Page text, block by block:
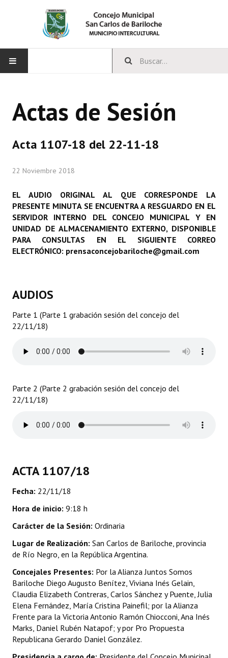
CONCEJO
Comisiones Especiales
Concejales Mandato Cumplido
Programas
Carta Orgánica 2007
Reglamento Interno
Organigrama
Dictámenes Asesoría Letrada
Ejecución Presupuestaria
Actas de Audiencias Públicas
NORMATIVA
Comunicaciones
Declaraciones
Actas de Sesión
Acta 1107-18 del 22-11-18
22 Noviembre 2018
EL AUDIO ORIGINAL AL QUE CORRESPONDE LA
PRESENTE MINUTA SE ENCUENTRA A RESGUARDO EN EL
SERVIDOR INTERNO DEL CONCEJO MUNICIPAL Y EN
UNIDAD DE ALMACENAMIENTO EXTERNO, DISPONIBLE
PARA CONSULTAS EN EL SIGUIENTE CORREO
ELECTRÓNICO: prensaconcejobariloche@gmail.com
AUDIOS
Parte 1 (Parte 1 grabación sesión del concejo del
22/11/18)
Parte 2 (Parte 2 grabación sesión del concejo del
22/11/18)
ACTA 1107/18
Fecha: 22/11/18
Hora de inicio: 9:18 h
Carácter de la Sesión: Ordinaria
Lugar de Realización: San Carlos de Bariloche, provincia
de Río Negro, en la República Argentina.
Concejales Presentes: Por la Alianza Juntos Somos
Bariloche Diego Augusto Benítez, Viviana Inés Gelain,
Claudia Elizabeth Contreras, Carlos Sánchez y Puente, Julia
Elena Fernández, María Cristina Painefil; por la Alianza
Frente para la Victoria Antonio Ramón Chiocconi, Ana Inés
Marks, Daniel Rubén Natapof; y por Pro Propuesta
Republicana Gerardo Daniel González.